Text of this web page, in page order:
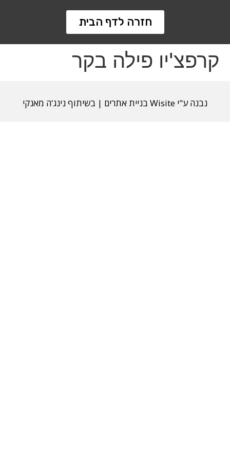
חזרה לדף הבית
קרפצ'יו פילה בקר
נבנה ע"י Wisite בניית אתרים | בשיתוף נינג'ה מאנקי